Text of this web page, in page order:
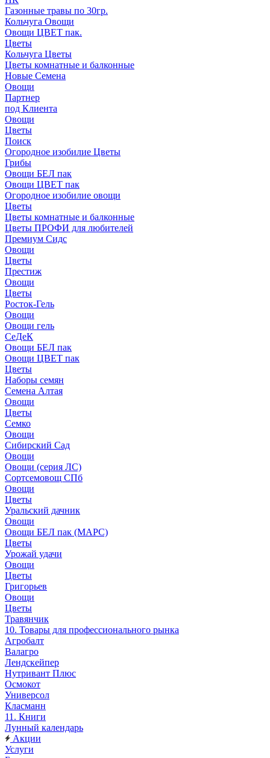
Газонные травы по 30гр.
Кольчуга Овощи
Овощи ЦВЕТ пак.
Цветы
Кольчуга Цветы
Цветы комнатные и балконные
Новые Семена
Овощи
Партнер
под Клиента
Овощи
Цветы
Поиск
Огородное изобилие Цветы
Грибы
Овощи БЕЛ пак
Овощи ЦВЕТ пак
Огородное изобилие овощи
Цветы
Цветы комнатные и балконные
Цветы ПРОФИ для любителей
Премиум Сидс
Овощи
Цветы
Престиж
Овощи
Цветы
Росток-Гель
Овощи
Овощи гель
СеДеК
Овощи БЕЛ пак
Овощи ЦВЕТ пак
Цветы
Наборы семян
Семена Алтая
Овощи
Цветы
Семко
Овощи
Сибирский Сад
Овощи
Овощи (серия ЛС)
Сортсемовощ СПб
Овощи
Цветы
Уральский дачник
Овощи
Овощи БЕЛ пак (МАРС)
Цветы
Урожай удачи
Овощи
Цветы
Григорьев
Овощи
Цветы
Травянчик
10. Товары для профессионального рынка
Агробалт
Валагро
Лендскейпер
Нутривант Плюс
Осмокот
Универсол
Класманн
11. Книги
Лунный календарь
Акции
Услуги